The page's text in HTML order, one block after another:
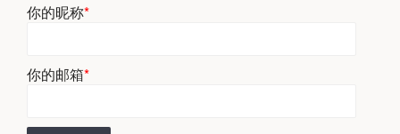
你的昵称*
你的邮箱*